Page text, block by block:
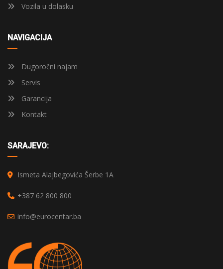
Vozila u dolasku
NAVIGACIJA
Dugoročni najam
Servis
Garancija
Kontakt
SARAJEVO:
Ismeta Alajbegovića Šerbe 1A
+387 62 800 800
info@eurocentar.ba